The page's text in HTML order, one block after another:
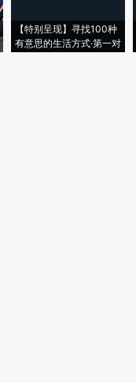
【特别呈现】寻找100种
有意思的生活方式·第一对